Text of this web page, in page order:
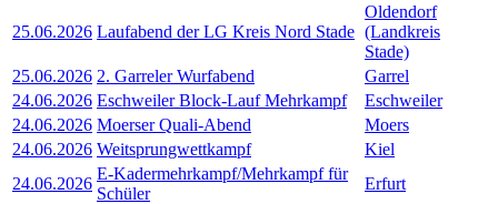
25.06.2026 Laufabend der LG Kreis Nord Stade
Oldendorf
(Landkreis
Stade)
25.06.2026 2. Garreler Wurfabend
Garrel
24.06.2026 Eschweiler Block-Lauf Mehrkampf
Eschweiler
24.06.2026 Moerser Quali-Abend
Moers
24.06.2026 Weitsprungwettkampf
Kiel
24.06.2026
E-Kadermehrkampf/Mehrkampf für
Schüler
Erfurt